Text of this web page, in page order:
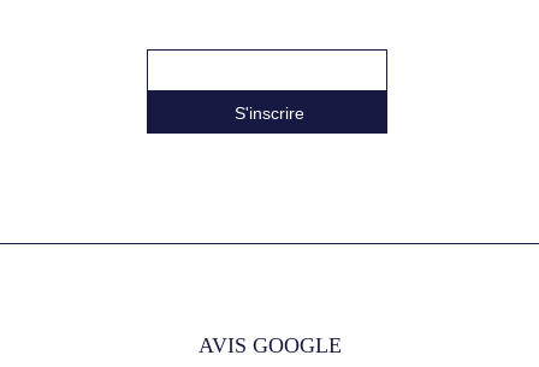
AVIS GOOGLE